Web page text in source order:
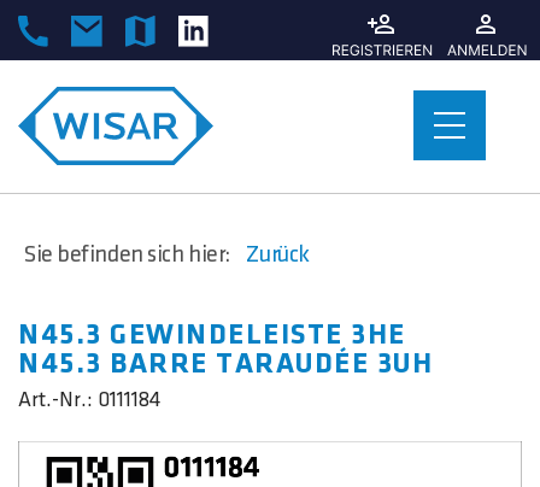
Sie befinden sich hier: Zurück
N45.3 GEWINDELEISTE 3HE
N45.3 BARRE TARAUDÉE 3UH
Art.-Nr.: 0111184